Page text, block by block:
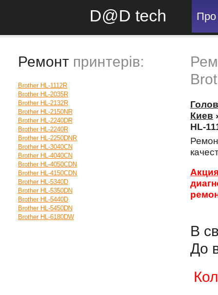
D@D tech Про
Ремонт принтерів:
Brother HL-1112R
Brother HL-2035R
Brother HL-2132R
Brother HL-2150NR
Brother HL-2240DR
Brother HL-2240R
Brother HL-2250DNR
Brother HL-3040CN
Brother HL-4040CN
Brother HL-4050CDN
Brother HL-4150CDN
Brother HL-5340D
Brother HL-5350DN
Brother HL-5440D
Brother HL-5450DN
Brother HL-6180DW
Киев
HL-
В
До